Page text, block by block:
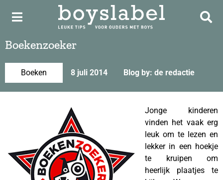
Boekenzoeker
Boeken 8 juli 2014 Blog by: de redactie
Jonge kinderen
vinden het vaak erg
leuk om te lezen en
lekker in een hoekje
te kruipen om
heerlijk plaatjes te